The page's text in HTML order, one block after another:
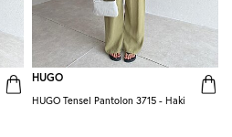
HUGO
HUGO Tensel Pantolon 3715 - Haki